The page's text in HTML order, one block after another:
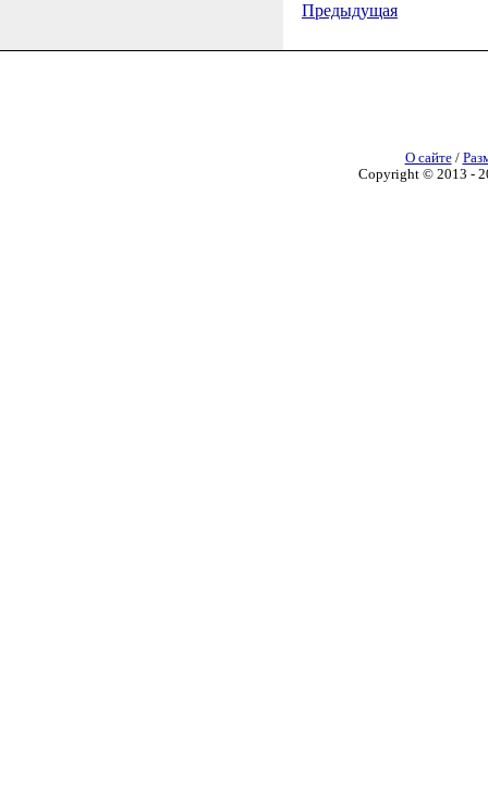
Предыдущая
О сайте/
Copyright © 2013 -